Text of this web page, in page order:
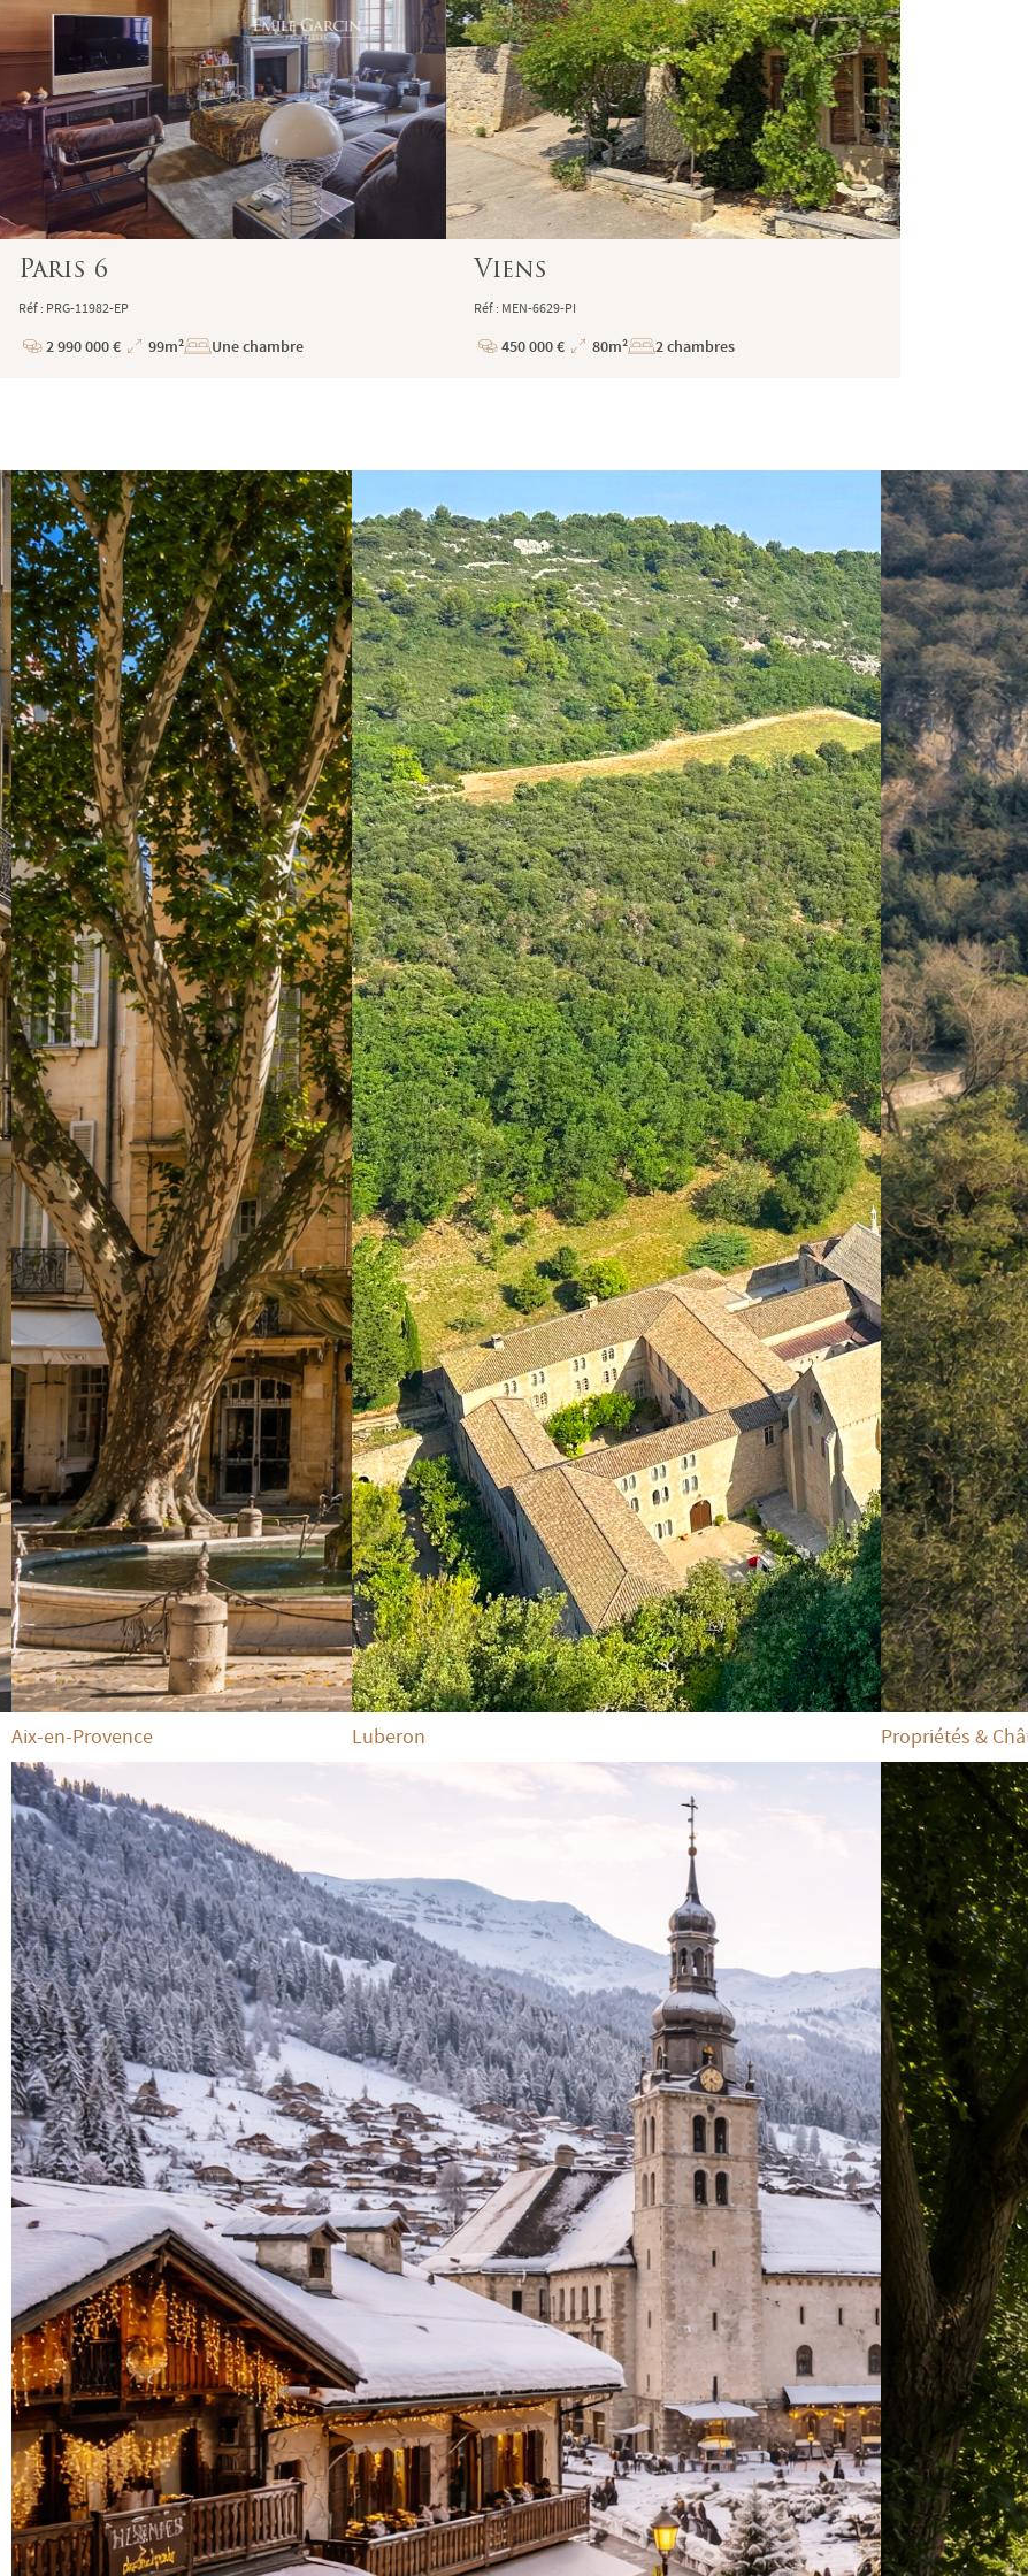
Paris 6
Réf : PRG-11982-EP
Prix
2 990 000 €
Superficie
99m² Une chambre
Viens
Réf : MEN-6629-PI
Prix
450 000 €
Superficie
80m² 2 chambres
Aix-en-Provence Luberon Propriétés &